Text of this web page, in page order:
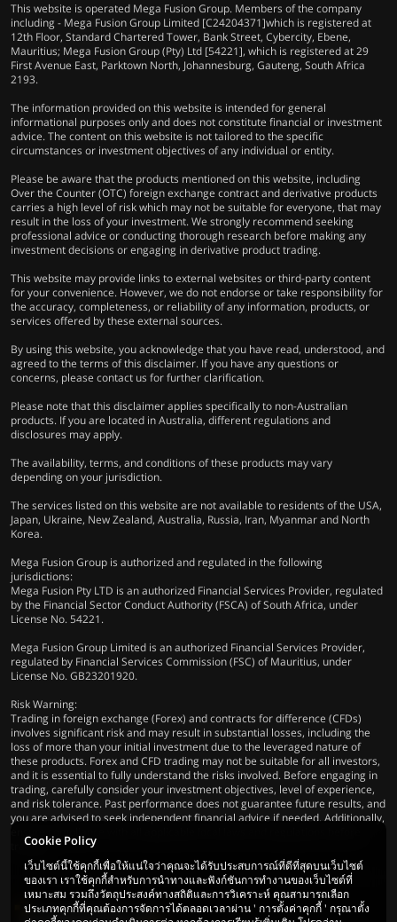
This website is operated Mega Fusion Group. Members of the company
including - Mega Fusion Group Limited [C24204371]which is registered at
12th Floor, Standard Chartered Tower, Bank Street, Cybercity, Ebene,
Mauritius; Mega Fusion Group (Pty) Ltd [54221], which is registered at 29
First Avenue East, Parktown North, Johannesburg, Gauteng, South Africa
2193.
The information provided on this website is intended for general
informational purposes only and does not constitute financial or investment
advice. The content on this website is not tailored to the specific
circumstances or investment objectives of any individual or entity.
Please be aware that the products mentioned on this website, including
Over the Counter (OTC) foreign exchange contract and derivative products
carries a high level of risk which may not be suitable for everyone, that may
result in the loss of your investment. We strongly recommend seeking
professional advice or conducting thorough research before making any
investment decisions or engaging in derivative product trading.
This website may provide links to external websites or third-party content
for your convenience. However, we do not endorse or take responsibility for
the accuracy, completeness, or reliability of any information, products, or
services offered by these external sources.
By using this website, you acknowledge that you have read, understood, and
agreed to the terms of this disclaimer. If you have any questions or
concerns, please contact us for further clarification.
Please note that this disclaimer applies specifically to non-Australian
products. If you are located in Australia, different regulations and
disclosures may apply.
The availability, terms, and conditions of these products may vary
depending on your jurisdiction.
The services listed on this website are not available to residents of the USA,
Japan, Ukraine, New Zealand, Australia, Russia, Iran, Myanmar and North
Korea.
Mega Fusion Group is authorized and regulated in the following
jurisdictions:
Mega Fusion Pty LTD is an authorized Financial Services Provider, regulated
by the Financial Sector Conduct Authority (FSCA) of South Africa, under
License No. 54221.
Mega Fusion Group Limited is an authorized Financial Services Provider,
regulated by Financial Services Commission (FSC) of Mauritius, under
License No. GB23201920.
Risk Warning:
Trading in foreign exchange (Forex) and contracts for difference (CFDs)
involves significant risk and may result in substantial losses, including the
loss of more than your initial investment due to the leveraged nature of
these products. Forex and CFD trading may not be suitable for all investors,
and it is essential to fully understand the risks involved. Before engaging in
trading, carefully consider your investment objectives, level of experience,
and risk tolerance. Past performance does not guarantee future results, and
you are advised to seek independent financial advice if needed. Additionally,
ensure compliance with all applicable local laws and regulations before
trading.
Cookie Policy
เว็บไซต์นี้ใช้คุกกี้เพื่อให้แน่ใจว่าคุณจะได้รับประสบการณ์ที่ดีที่สุดบนเว็บไซต์
ของเรา เราใช้คุกกี้สำหรับการนำทางและฟังก์ชันการทำงานของเว็บไซต์ที่
เหมาะสม รวมถึงวัตถุประสงค์ทางสถิติและการวิเคราะห์ คุณสามารถเลือก
ประเภทคุกกี้ที่คุณต้องการจัดการได้ตลอดเวลาผ่าน ' การตั้งค่าคุกกี้ ' กรุณาตั้ง